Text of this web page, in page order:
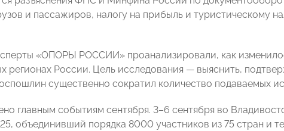
и пассажиров, налогу на прибыль и туристическому
«ОПОРЫ РОССИИ» проанализировали, как
России. Цель исследования — выяснить,
существенно сократил количество подаваемых
главным событиям сентября. 3–6 сентября во
объединивший порядка 8000 участников из 75 стран и